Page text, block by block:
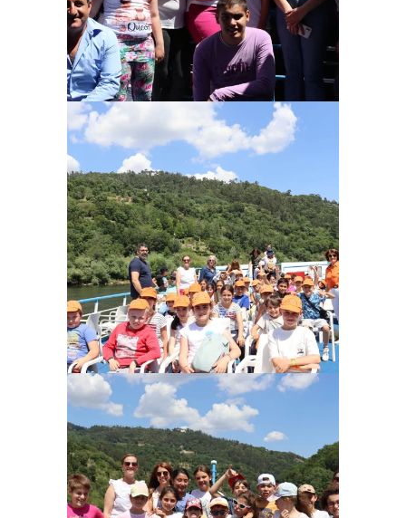
Ampliar
Ampliar